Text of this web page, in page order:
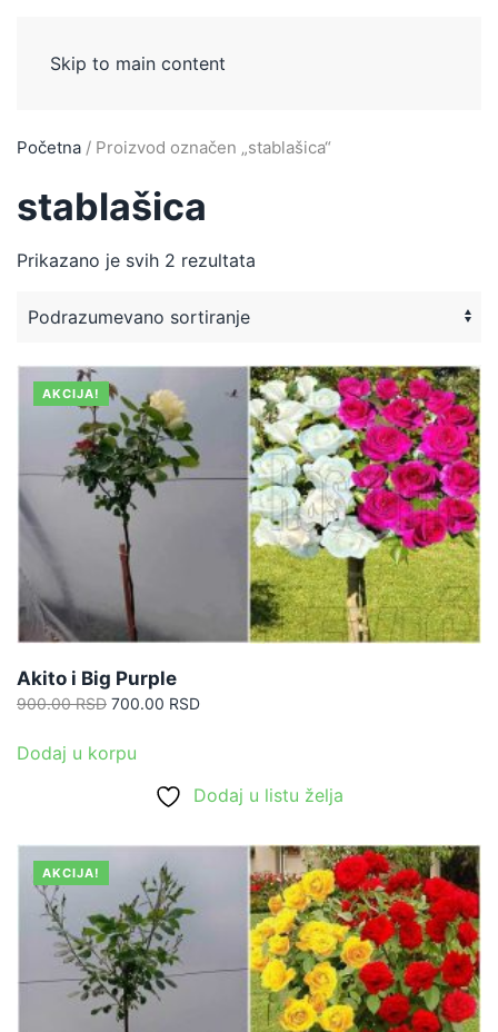
Skip to main content
Početna / Proizvod označen „stablašica“
stablašica
Prikazano je svih 2 rezultata
AKCIJA!
Akito i Big Purple
900.00RSD Originalna
je
900.00 RSD.
700.00 RSDTrenutna
Dodaj u korpu
Dodaj u listu želja
AKCIJA!